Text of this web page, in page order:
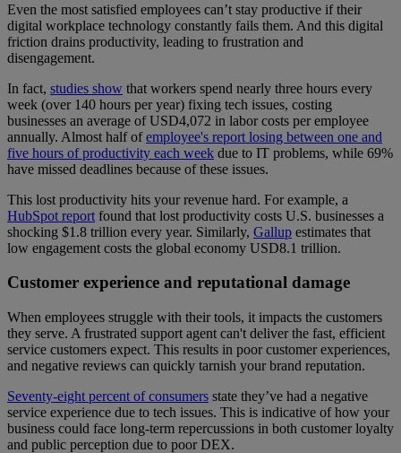
Even the most satisfied employees can’t stay productive if their
digital workplace technology constantly fails them. And this digital
friction drains productivity, leading to frustration and
disengagement.
In fact, studies show that workers spend nearly three hours every
week (over 140 hours per year) fixing tech issues, costing
businesses an average of USD4,072 in labor costs per employee
annually. Almost half ofemployee's report losing between one and
five hours of productivity each week due to IT problems, while 69%
have missed deadlines because of these issues.
This lost productivity hits your revenue hard. For example, a
HubSpot report found that lost productivity costs U.S. businesses a
shocking $1.8 trillion every year. Similarly, Gallup estimates that
low engagement costs the global economy USD8.1 trillion.
Customer experience and reputational damage
When employees struggle with their tools, it impacts the customers
they serve. A frustrated support agent can't deliver the fast, efficient
service customers expect. This results in poor customer experiences,
and negative reviews can quickly tarnish your brand reputation.
Seventy-eight percent of consumers state they’ve had a negative
service experience due to tech issues. This is indicative of how your
business could face long-term repercussions in both customer loyalty
and public perception due to poor DEX.